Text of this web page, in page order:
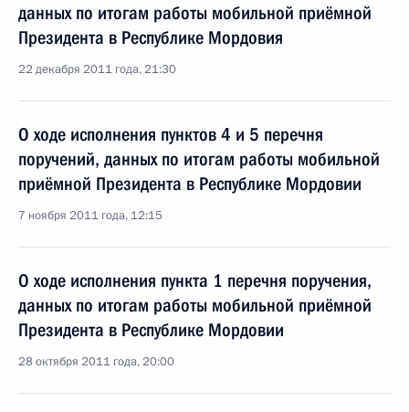
данных по итогам работы мобильной приёмной
Президента в Республике Мордовия
22 декабря 2011 года, 21:30
О ходе исполнения пунктов 4 и 5 перечня
поручений, данных по итогам работы мобильной
приёмной Президента в Республике Мордовии
7 ноября 2011 года, 12:15
О ходе исполнения пункта 1 перечня поручения,
данных по итогам работы мобильной приёмной
Президента в Республике Мордовии
28 октября 2011 года, 20:00